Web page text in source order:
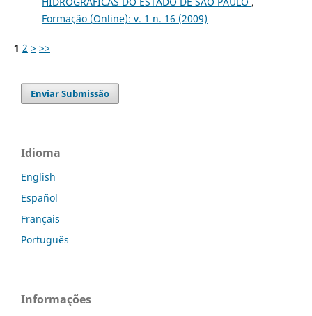
Formação (Online): v. 1 n. 16 (2009)
1 2 > >>
Enviar Submissão
Idioma
English
Español
Français
Português
Informações